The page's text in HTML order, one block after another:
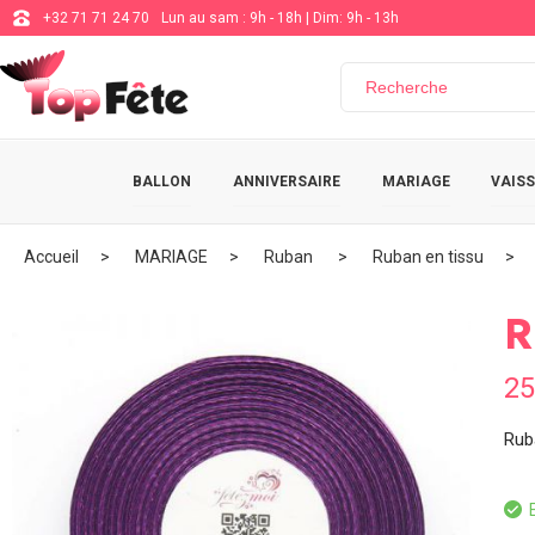
+32 71 71 24 70 Lun au sam : 9h - 18h | Dim: 9h - 13h
BALLON ANNIVERSAIRE MARIAGE
Accueil MARIAGE Ruban Ruban en tissu